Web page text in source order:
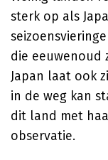
sterk op als
die eeuwenoud
Japan laat ook
in de weg kan
dit land met
observatie.